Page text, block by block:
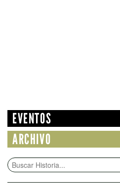
EVENTOS
ARCHIVO